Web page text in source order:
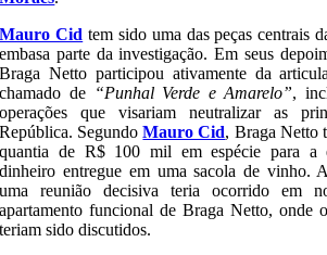
Mauro Cid tem sido uma das peças centrais
embasa parte da investigação. Em seus
Braga Netto participou ativamente da
chamado de “Punhal Verde e Amarelo”,
operações que visariam neutralizar as
República. SegundoMauro Cid, Braga Netto
quantia de R$ 100 mil em espécie para a
dinheiro entregue em uma sacola de vinho.
uma reunião decisiva teria ocorrido em
apartamento funcional de Braga Netto, onde
teriam sido discutidos.